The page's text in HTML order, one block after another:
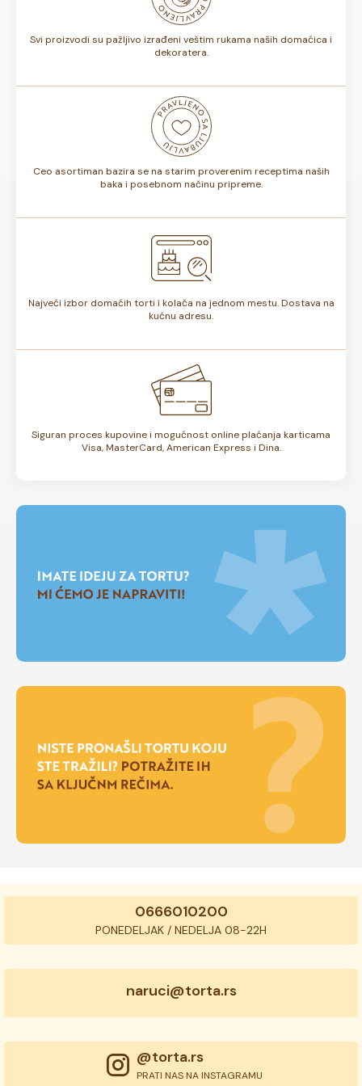
Svi proizvodi su pažljivo izrađeni veštim rukama naših domaćica i
dekoratera.
Ceo asortiman bazira se na starim proverenim receptima naših
baka i posebnom načinu pripreme.
Najveći izbor domaćih torti i kolača na jednom mestu. Dostava na
kućnu adresu.
Siguran proces kupovine i mogućnost online plaćanja karticama
Visa, MasterCard, American Express i Dina.
0666010200
PONEDELJAK / NEDELJA 08-22H
naruci@torta.rs
@torta.rs
PRATI NAS NA INSTAGRAMU